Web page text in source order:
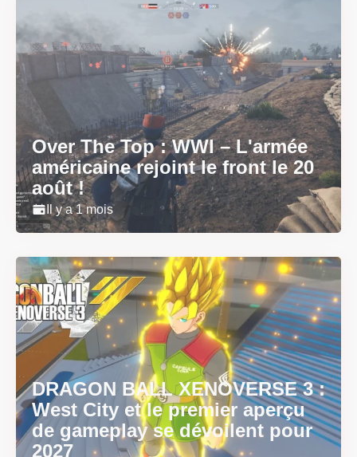
Over The Top : WWI – L'armée
américaine rejoint le front le 20
août !
Il y a 1 mois
DRAGON BALL XENOVERSE 3 :
West City et le premier aperçu
de gameplay se dévoilent pour
2027